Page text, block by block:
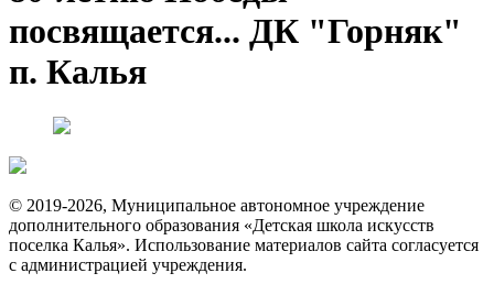
посвящается... ДК "Горняк"
п. Калья
© 2019-2026, Муниципальное автономное учреждение
дополнительного образования «Детская школа искусств
поселка Калья». Использование материалов сайта согласуется
с администрацией учреждения.